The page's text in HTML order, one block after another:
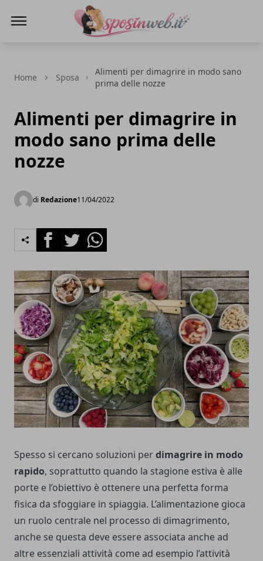
Home Sposa
Alimenti per dimagrire in modo sano
prima delle nozze
Alimenti per dimagrire in
modo sano prima delle
nozze
di Redazione11/04/2022
FacebookTwitterWhatsapp
Spesso si cercano soluzioni perdimagrire in modo
rapido, soprattutto quando la stagione estiva è alle
porte e l’obiettivo è ottenere una perfetta forma
fisica da sfoggiare in spiaggia. L’alimentazione gioca
un ruolo centrale nel processo di dimagrimento,
anche se questa deve essere associata anche ad
altre essenziali attività come ad esempio l’attività